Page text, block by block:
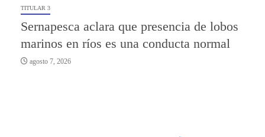
TITULAR 3
Sernapesca aclara que presencia de lobos
marinos en ríos es una conducta normal
agosto 7, 2026